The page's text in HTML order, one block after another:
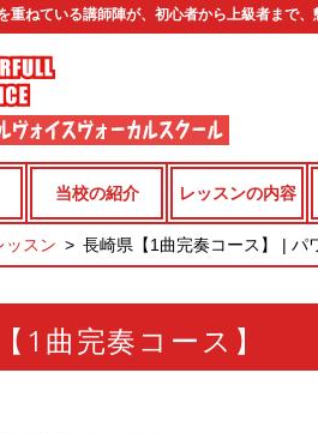
重ねている講師陣が、初心者から上級者まで
当校の紹介 レッスンの内容
ッスン 長崎県【1曲完奏コース】 | パ
1曲完奏コース】